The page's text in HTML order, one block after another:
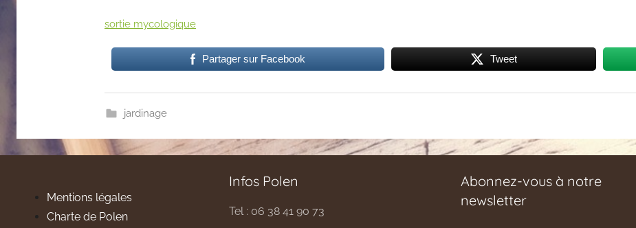
sortie mycologique
Partager sur Facebook Tweet
jardinage
Mentions légales
Charte de Polen
Infos Polen
Tel : 06 38 41 90 73
Abonnez-vous à notre
newsletter